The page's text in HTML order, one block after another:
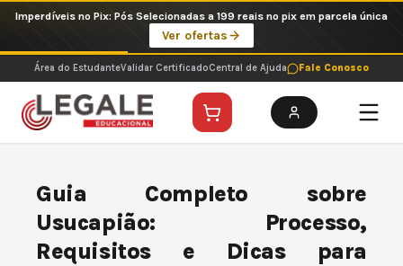
o
conteúdo
Imperdíveis no Pix: Pós Selecionadas a 199 reais no pix em parcela única
Ver ofertas
Área do EstudanteValidar CertificadoCentral de Ajuda Fale Conosco
Guia Completo sobre
Usucapião: Processo,
Requisitos e Dicas para